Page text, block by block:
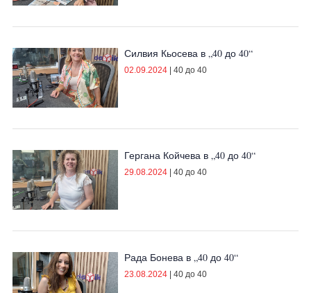
Силвия Кьосева в „40 до 40“
02.09.2024| 40 до 40
Гергана Койчева в „40 до 40“
29.08.2024| 40 до 40
Рада Бонева в „40 до 40“
23.08.2024| 40 до 40